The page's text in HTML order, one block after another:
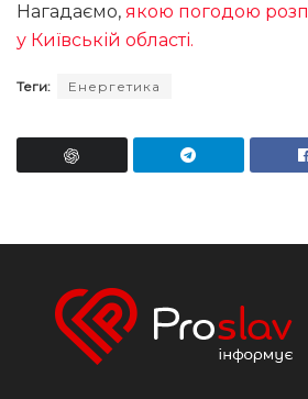
Нагадаємо, якою погодою
у Київській області.
Теги: Енергетика